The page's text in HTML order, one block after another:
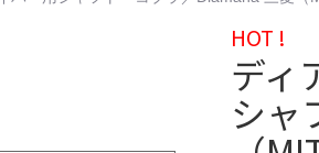
HOT !
ディ
シ